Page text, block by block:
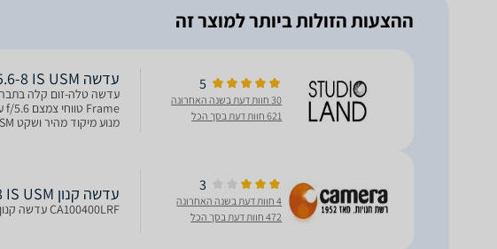
ההצעות הזולות ביותר למוצר זה
5
30 חוות דעת בשנה האחרונה
621 חוות דעת בסך הכל
עדשה Canon RF 100-400mm f/5.6-8 IS USM
3
4 חוות דעת בשנה האחרונה
472 חוות דעת בסך הכל
עדשה קנון Canon RF 100-400mm f/5.6-8 IS USM
CA100400LRF עדשה קנון Canon RF 100-400mm f/5.6-8 IS USM